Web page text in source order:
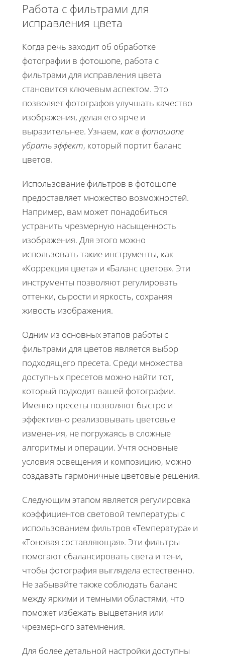
Работа с фильтрами для
исправления цвета
Когда речь заходит об обработке
фотографии в фотошопе, работа с
фильтрами для исправления цвета
становится ключевым аспектом. Это
позволяет фотографов улучшать качество
изображения, делая его ярче и
выразительнее. Узнаем, как в фотошопе
убрать эффект, который портит баланс
цветов.
Использование фильтров в фотошопе
предоставляет множество возможностей.
Например, вам может понадобиться
устранить чрезмерную насыщенность
изображения. Для этого можно
использовать такие инструменты, как
«Коррекция цвета» и «Баланс цветов». Эти
инструменты позволяют регулировать
оттенки, сырости и яркость, сохраняя
живость изображения.
Одним из основных этапов работы с
фильтрами для цветов является выбор
подходящего пресета. Среди множества
доступных пресетов можно найти тот,
который подходит вашей фотографии.
Именно пресеты позволяют быстро и
эффективно реализовывать цветовые
изменения, не погружаясь в сложные
алгоритмы и операции. Учтя основные
условия освещения и композицию, можно
создавать гармоничные цветовые решения.
Следующим этапом является регулировка
коэффициентов световой температуры с
использованием фильтров «Температура» и
«Тоновая составляющая». Эти фильтры
помогают сбалансировать света и тени,
чтобы фотография выглядела естественно.
Не забывайте также соблюдать баланс
между яркими и темными областями, что
поможет избежать выцветания или
чрезмерного затемнения.
Для более детальной настройки доступны